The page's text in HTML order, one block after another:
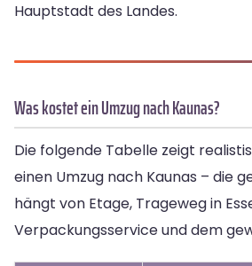
Hauptstadt des Landes.
Was kostet ein Umzug nach Kaunas?
Die folgende Tabelle zeigt
einen Umzug nach Kaunas – die
hängt von Etage, Trageweg in
Verpackungsservice und dem